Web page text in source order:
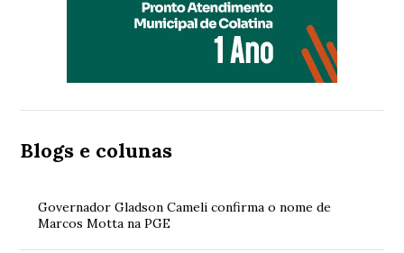
Blogs e colunas
Governador Gladson Cameli confirma o nome de
Marcos Motta na PGE